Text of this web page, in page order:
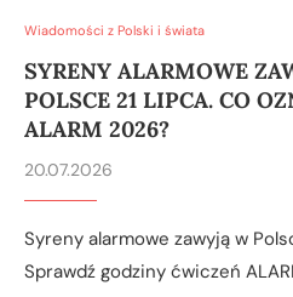
Wiadomości z Polski i świata
SYRENY ALARMOWE
POLSCE 21 LIPCA. CO
ALARM 2026?
20.07.2026
Syreny alarmowe zawyją w
Sprawdź godziny ćwiczeń